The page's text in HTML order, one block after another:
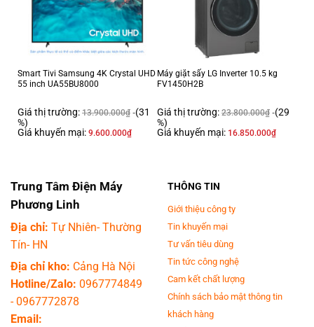
cơm điện thông thường với phiên bản cao cấp toàn diện hơn. Bạn tha hồ
chế biến nhiều món ăn phong phú cho cả gia đình từ cơm cháy, món
súp/hầm hay nướng.
14 chức năng nấu nướng:
Nấu cơm, nấu cơm nhanh, nấu chậm, Cơm cháy
Nướng, làm bánh, làm sữa chua
Giữ ấm, hâm nóng
Smart Tivi Samsung 4K Crystal UHD
55 inch UA55BU8000
Giá thị trường: 13.900.000₫ (31
%)
Giá khuyến mại: 9.600.000₫
Máy giặt sấy LG Inverter 10.5 kg
FV1450H2B
Giá thị trường: 23.800.000₫ (29
%)
Giá khuyến mại: 16.850.000₫
Trung Tâm Điện Máy
Phương Linh
Địa chỉ: Tự Nhiên- Thường
Tín- HN
Địa chỉ kho: Cảng Hà Nội
Hotline/Zalo: 0967774849
-0967772878
Email:
THÔNG TIN
Giới thiệu công ty
Tin khuyến mại
Tư vấn tiêu dùng
Tin tức công nghệ
Cam kết chất lượng
Chính sách bảo mật thông tin
khách hàng